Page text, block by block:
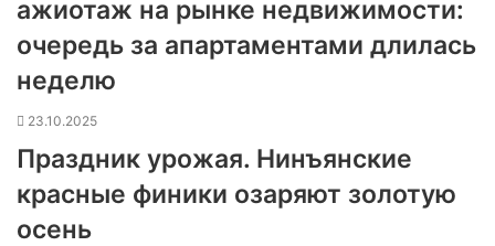
ажиотаж на рынке недвижимости:
очередь за апартаментами длилась
неделю
23.10.2025
Праздник урожая. Нинъянские
красные финики озаряют золотую
осень